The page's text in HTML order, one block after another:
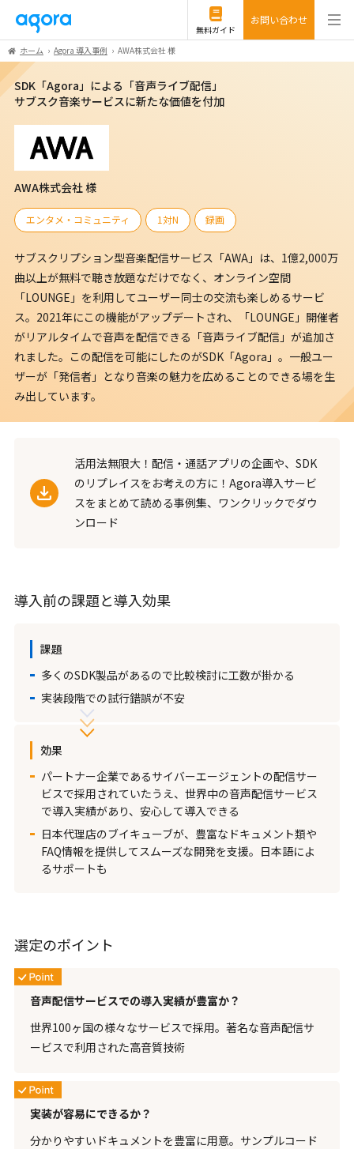
無料ガイド
お問い合わせ
ホーム Agora 導入事例 AWA株式会社 様
SDK「Agora」による「音声ライブ配信」
サブスク音楽サービスに新たな価値を付加
AWA株式会社 様
エンタメ・コミュニティ 1対N 録画
サブスクリプション型音楽配信サービス「AWA」は、 1億2,000万
曲以上が無料で聴き放題なだけでなく、オンライン空間
「LOUNGE」を利用してユーザー同士の交流も楽しめるサービ
ス。2021年にこの機能がアップデートされ、「LOUNGE」開催者
がリアルタイムで音声を配信できる「音声ライブ配信」が追加さ
れました。この配信を可能にしたのがSDK「Agora」。一般ユー
ザーが「発信者」となり音楽の魅力を広めることのできる場を生
み出しています。
活用法無限大！配信・通話アプリの企画や、SDK
のリプレイスをお考えの方に！Agora導入サービ
スをまとめて読める事例集、ワンクリックでダウ
ンロード
導入前の課題と導入効果
課題
多くのSDK製品があるので比較検討に工数が掛かる
実装段階での試行錯誤が不安
効果
パートナー企業であるサイバーエージェントの配信サー
ビスで採用されていたうえ、世界中の音声配信サービス
で導入実績があり、安心して導入できる
日本代理店のブイキューブが、豊富なドキュメント類や
FAQ情報を提供してスムーズな開発を支援。日本語によ
るサポートも
選定のポイント
音声配信サービスでの導入実績が豊富か？
世界100ヶ国の様々なサービスで採用。著名な音声配信サ
ービスで利用された高音質技術
実装が容易にできるか？
分かりやすいドキュメントを豊富に用意。サンプルコード